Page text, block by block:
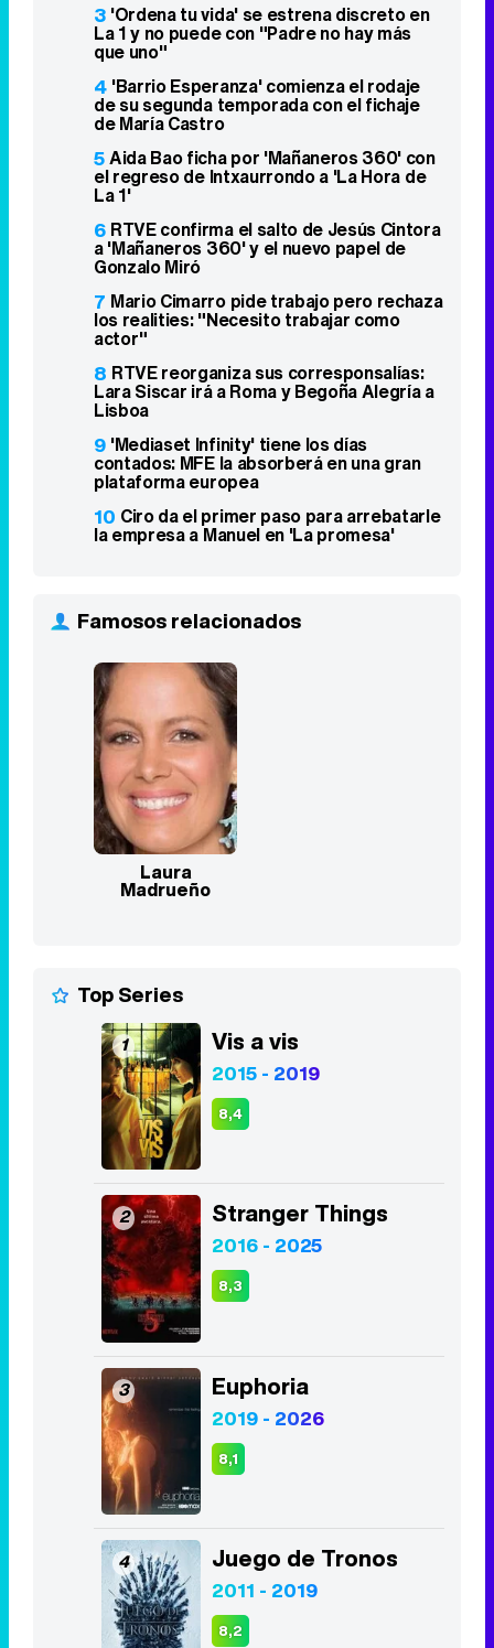
3 'Ordena tu vida' se estrena discreto en
La 1 y no puede con "Padre no hay más
que uno"
4 'Barrio Esperanza' comienza el rodaje
de su segunda temporada con el fichaje
de María Castro
5Aida Bao ficha por 'Mañaneros 360' con
el regreso de Intxaurrondo a 'La Hora de
La 1'
6 RTVE confirma el salto de Jesús Cintora
a 'Mañaneros 360' y el nuevo papel de
Gonzalo Miró
7 Mario Cimarro pide trabajo pero rechaza
los realities: "Necesito trabajar como
actor"
8 RTVE reorganiza sus corresponsalías:
Lara Siscar irá a Roma y Begoña Alegría a
Lisboa
9 'Mediaset Infinity' tiene los días
contados: MFE la absorberá en una gran
plataforma europea
10 Ciro da el primer paso para arrebatarle
la empresa a Manuel en 'La promesa'
Famosos relacionados
Laura
Madrueño
Top Series
1 Vis a vis
2015 - 2019
8,4
2 Stranger Things
2016 - 2025
8,3
3 Euphoria
2019 - 2026
8,1
4 Juego de Tronos
2011 - 2019
8,2